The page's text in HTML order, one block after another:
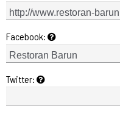
Facebook:
Twitter: